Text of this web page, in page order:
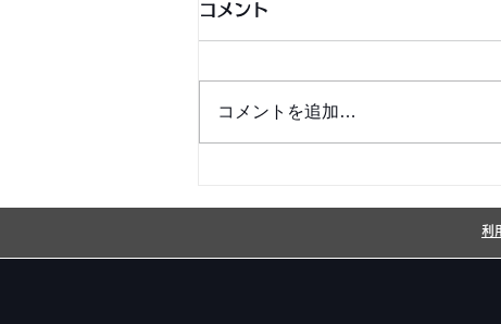
コメント
コメントを追加…
利